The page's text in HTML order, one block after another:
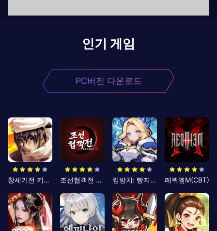
인기 게임
PC버전 다운로드
창세기전 키우기 조선협객전 클래식 킹방치: 빵지의 제왕 레퀴엠M(CBT)